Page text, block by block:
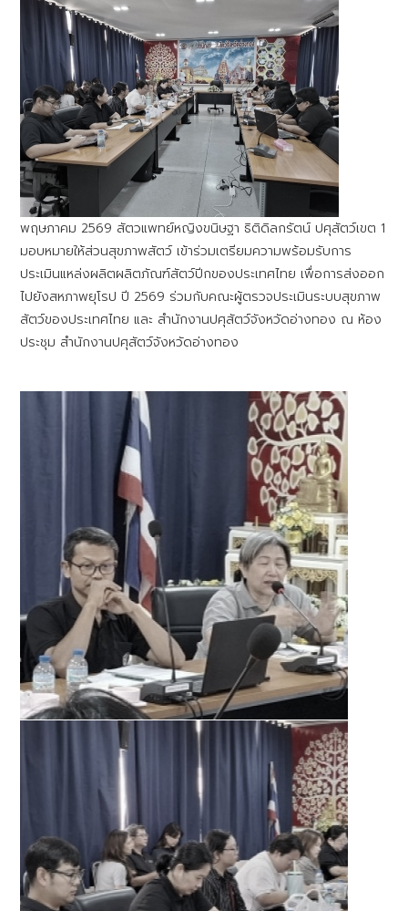
พฤษภาคม 2569 สัตวแพทย์หญิงขนิษฐา ธิติดิลกรัตน์ ปศุสัตว์เขต 1
มอบหมายให้ส่วนสุขภาพสัตว์ เข้าร่วมเตรียมความพร้อมรับการ
ประเมินแหล่งผลิตผลิตภัณฑ์สัตว์ปีกของประเทศไทย เพื่อการส่งออก
ไปยังสหภาพยุโรป ปี 2569 ร่วมกับคณะผู้ตรวจประเมินระบบสุขภาพ
สัตว์ของประเทศไทย และ สำนักงานปศุสัตว์จังหวัดอ่างทอง ณ ห้อง
ประชุม สำนักงานปศุสัตว์จังหวัดอ่างทอง